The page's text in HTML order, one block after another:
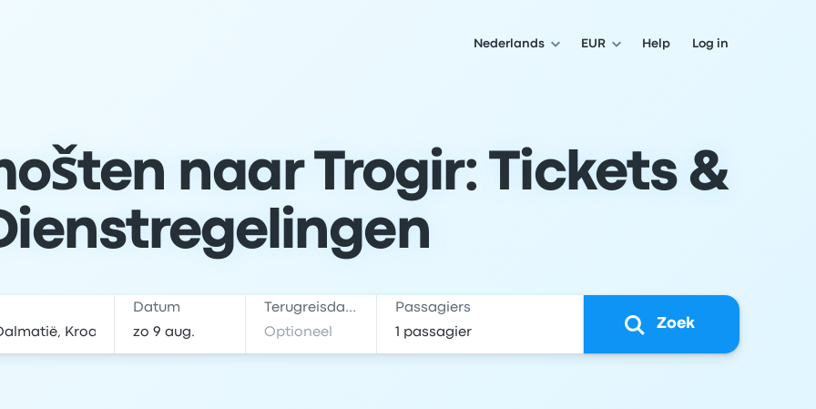
Nederlands EUR Help Log in
naar Trogir: Tickets &
Datum Terugreisdatum Passagiers
Zoek